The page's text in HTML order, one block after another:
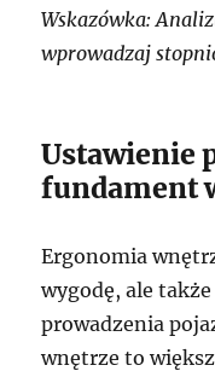
Wskazówka:
wprowadzaj
Ustawienie
fundament
Ergonomia
wygodę, ale
prowadzenia
wnętrze to